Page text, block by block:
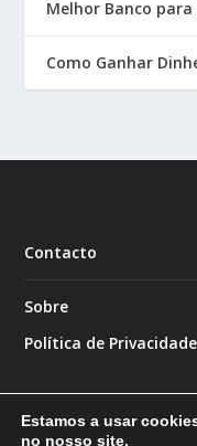
Melhor Banco
Como Ganhar
Contacto
Sobre
Política de Privacidade
Estamos a usar
no nosso site.